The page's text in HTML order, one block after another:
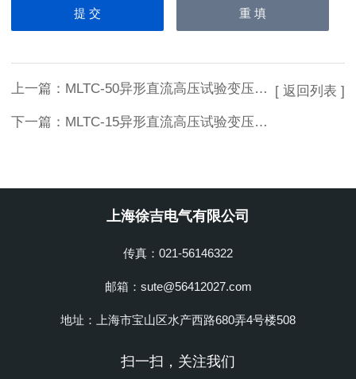
上一篇： MLTC-50异形直流高压试验变压器上海徐吉生产
下一篇： MLTC-15异形直流高压试验变压器厂家
[ 返回列表 ]
上海徐吉电气有限公司
传真：021-56146322
邮箱：sute@56412027.com
地址：上海市宝山区水产西路680弄4号楼508
扫一扫，关注我们